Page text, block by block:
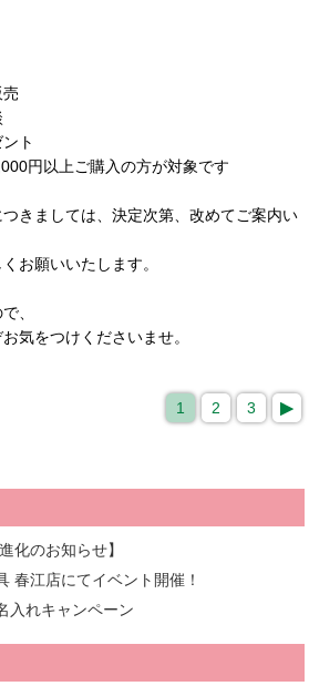
売
ト
円以上ご購入の方が対象です
きましては、決定次第、改めてご案内い
お願いいたします。
、
気をつけくださいませ。
1 2 3
化のお知らせ】
春江店にてイベント開催！
入れキャンペーン